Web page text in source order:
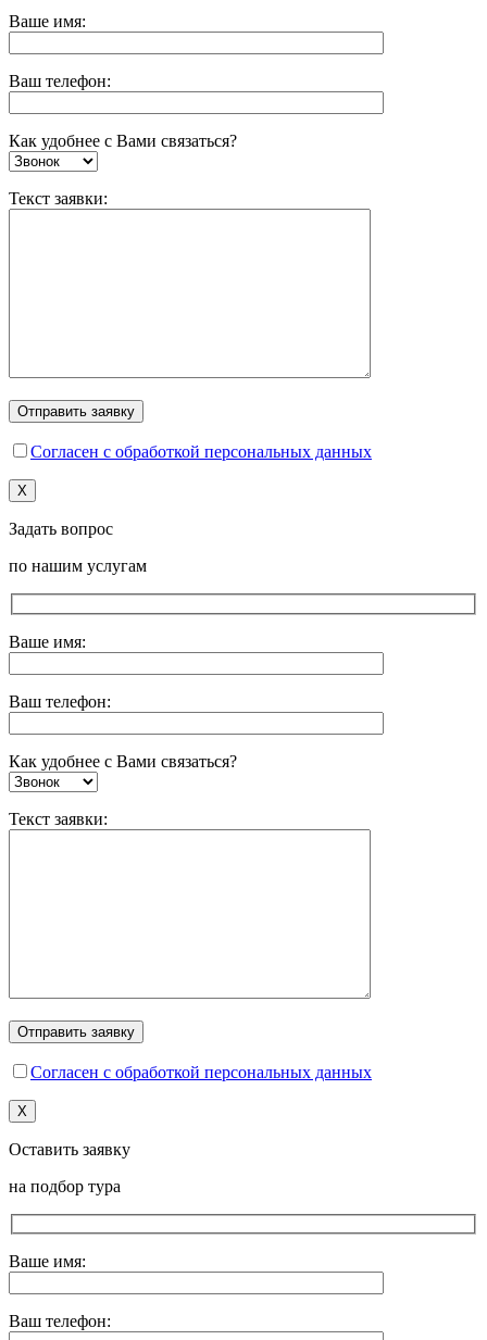
Ваше имя:
Ваш телефон:
Как удобнее с Вами связаться?
Текст заявки:
Согласен с обработкой персональных данных
X
Задать вопрос
по нашим услугам
Ваше имя:
Ваш телефон:
Как удобнее с Вами связаться?
Текст заявки:
Согласен с обработкой персональных данных
X
Оставить заявку
на подбор тура
Ваше имя:
Ваш телефон: